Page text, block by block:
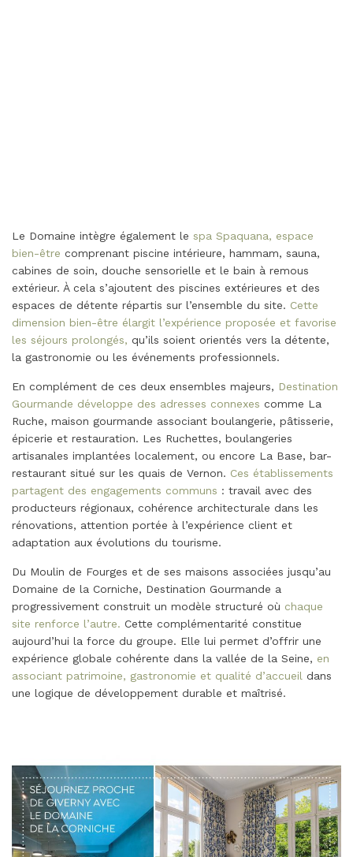
Le Domaine intègre également le spa Spaquana, espace
bien-être comprenant piscine intérieure, hammam, sauna,
cabines de soin, douche sensorielle et le bain à remous
extérieur. À cela s’ajoutent des piscines extérieures et des
espaces de détente répartis sur l’ensemble du site. Cette
dimension bien-être élargit l’expérience proposée et favorise
les séjours prolongés, qu’ils soient orientés vers la détente,
la gastronomie ou les événements professionnels.
En complément de ces deux ensembles majeurs, Destination
Gourmande développe des adresses connexes comme La
Ruche, maison gourmande associant boulangerie, pâtisserie,
épicerie et restauration. Les Ruchettes, boulangeries
artisanales implantées localement, ou encore La Base, bar-
restaurant situé sur les quais de Vernon. Ces établissements
partagent des engagements communs : travail avec des
producteurs régionaux, cohérence architecturale dans les
rénovations, attention portée à l’expérience client et
adaptation aux évolutions du tourisme.
Du Moulin de Fourges et de ses maisons associées jusqu’au
Domaine de la Corniche, Destination Gourmande a
progressivement construit un modèle structuré où chaque
site renforce l’autre. Cette complémentarité constitue
aujourd’hui la force du groupe. Elle lui permet d’offrir une
expérience globale cohérente dans la vallée de la Seine, en
associant patrimoine, gastronomie et qualité d’accueil dans
une logique de développement durable et maîtrisé.